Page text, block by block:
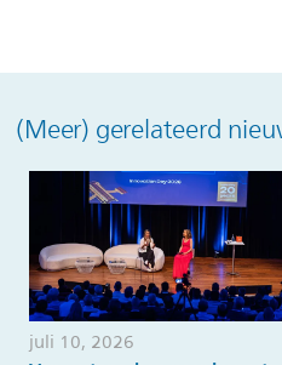
(Meer) gerelateerd
juli 10, 2026